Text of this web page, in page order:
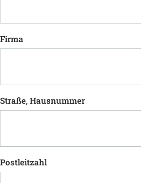
Firma
Straße, Hausnummer
Postleitzahl